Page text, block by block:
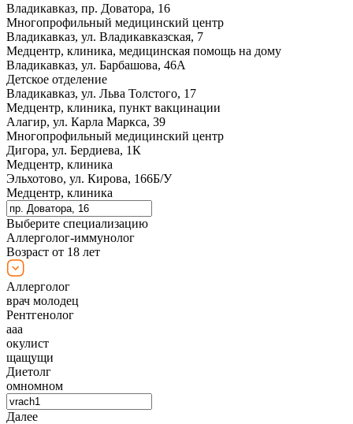
Владикавказ, пр. Доватора, 16
Многопрофильный медицинский центр
Владикавказ, ул. Владикавказская, 7
Медцентр, клиника, медицинская помощь на дому
Владикавказ, ул. Барбашова, 46А
Детское отделение
Владикавказ, ул. Льва Толстого, 17
Медцентр, клиника, пункт вакцинации
Алагир, ул. Карла Маркса, 39
Многопрофильный медицинский центр
Дигора, ул. Бердиева, 1К
Медцентр, клиника
Эльхотово, ул. Кирова, 166Б/У
Медцентр, клиника
Выберите специализацию
Аллерголог-иммунолог
Возраст от 18 лет
Аллерголог
врач молодец
Рентгенолог
ааа
окулист
щащущи
Диетолг
омномном
Далее